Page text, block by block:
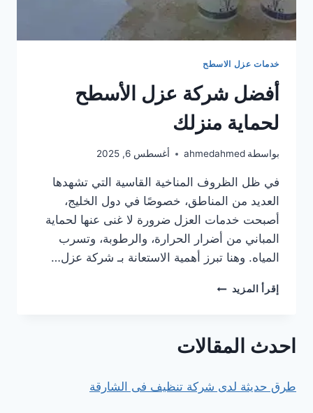
خدمات عزل الاسطح
أفضل شركة عزل الأسطح
لحماية منزلك
بواسطة ahmedahmed أغسطس 6, 2025
في ظل الظروف المناخية القاسية التي تشهدها
العديد من المناطق، خصوصًا في دول الخليج،
أصبحت خدمات العزل ضرورة لا غنى عنها لحماية
المباني من أضرار الحرارة، والرطوبة، وتسرب
المياه. وهنا تبرز أهمية الاستعانة بـ شركة عزل…
إقرأ المزيد أفضل
لحماية
احدث المقالات
طرق حديثة لدى شركة تنظيف فى الشارقة